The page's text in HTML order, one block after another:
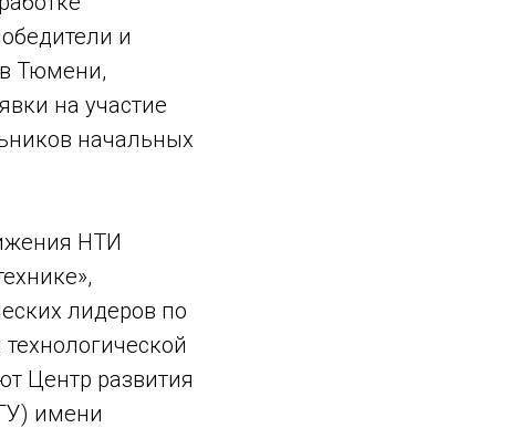
и
Тюмени,
на участие
начальных
НТИ
лидеров по
Центр развития
имени